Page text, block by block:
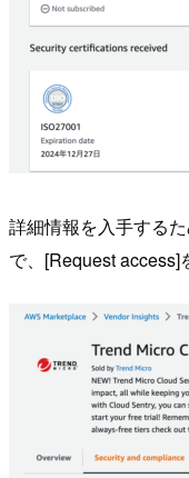
詳細情報を入手する
で、[Request access]